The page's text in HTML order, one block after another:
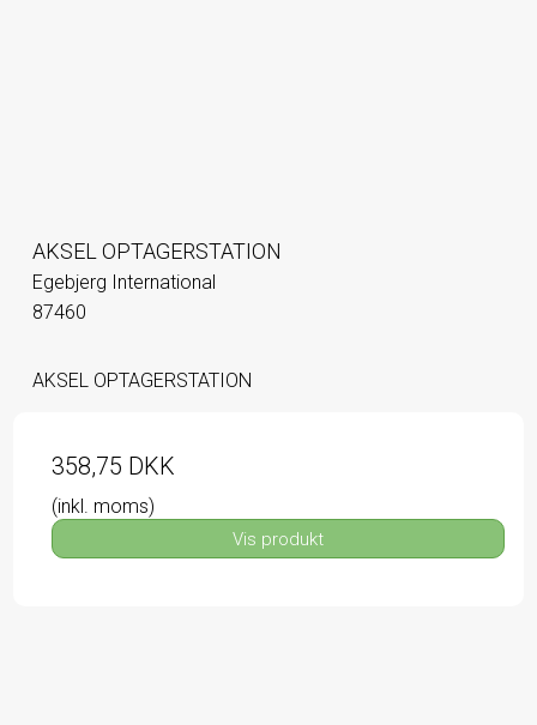
AKSEL OPTAGERSTATION
Egebjerg International
87460
AKSEL OPTAGERSTATION
358,75 DKK
(inkl. moms)
Vis produkt